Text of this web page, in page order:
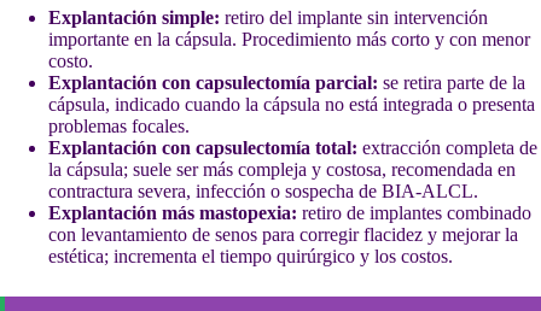
Explantación simple: retiro del implante sin intervención
importante en la cápsula. Procedimiento más corto y con menor
costo.
Explantación con capsulectomía parcial: se retira parte de la
cápsula, indicado cuando la cápsula no está integrada o presenta
problemas focales.
Explantación con capsulectomía total: extracción completa de
la cápsula; suele ser más compleja y costosa, recomendada en
contractura severa, infección o sospecha de BIA-ALCL.
Explantación más mastopexia: retiro de implantes combinado
con levantamiento de senos para corregir flacidez y mejorar la
estética; incrementa el tiempo quirúrgico y los costos.